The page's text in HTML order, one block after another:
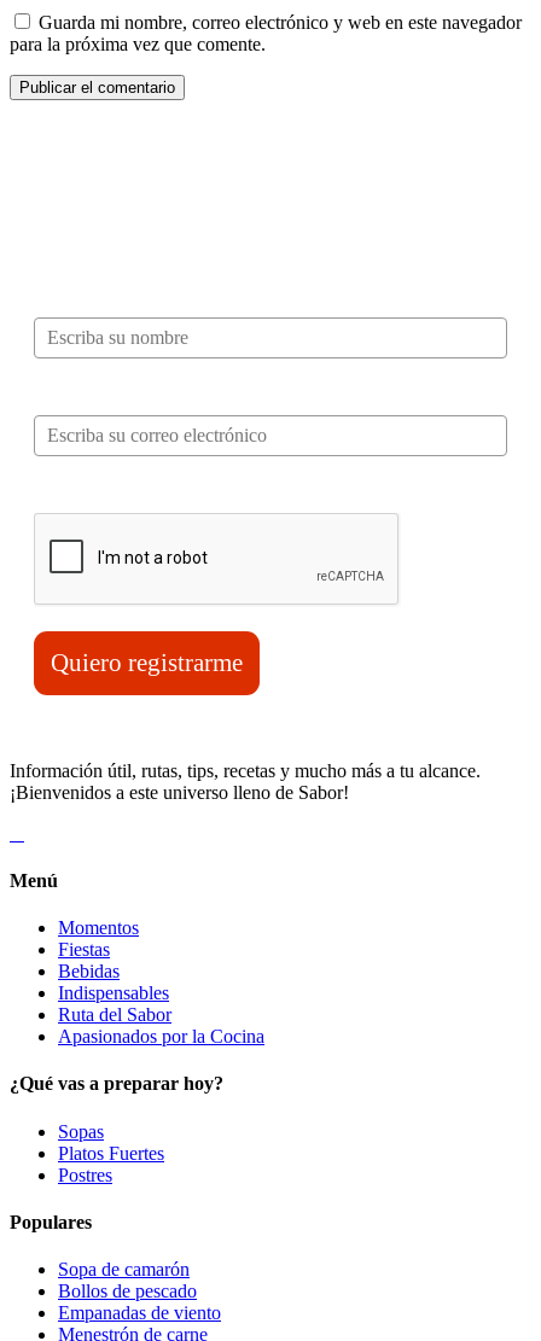
Guarda mi nombre, correo electrónico y web en este navegador
para la próxima vez que comente.
Quiero registrarme
Información útil, rutas, tips, recetas y mucho más a tu alcance.
¡Bienvenidos a este universo lleno de Sabor!
Menú
Momentos
Fiestas
Bebidas
Indispensables
Ruta del Sabor
Apasionados por la Cocina
¿Qué vas a preparar hoy?
Sopas
Platos Fuertes
Postres
Populares
Sopa de camarón
Bollos de pescado
Empanadas de viento
Menestrón de carne